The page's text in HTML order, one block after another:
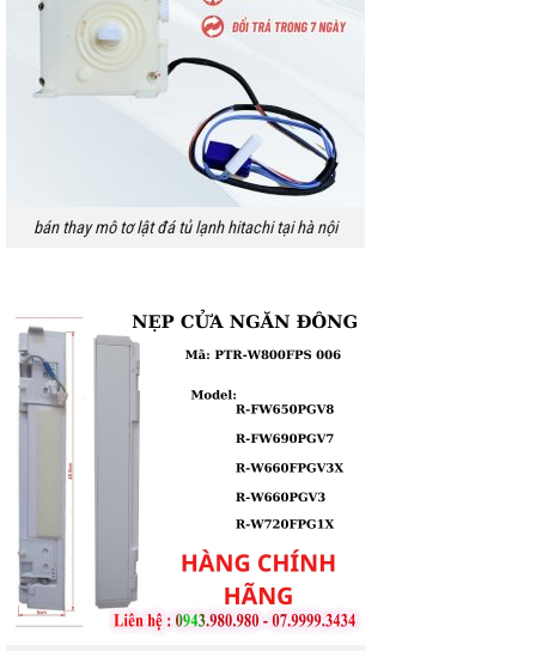
bán thay mô tơ lật đá tủ lạnh hitachi tại hà nội